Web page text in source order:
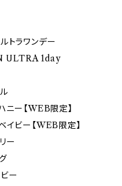
トラワンデー
ULTRA 1day
ニー【WEB限定】
イビー【WEB限定】
ー
ー